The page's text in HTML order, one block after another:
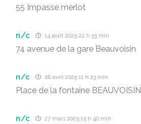
55 Impasse merlot
n/c 14 août 2025 22 h 53 min
74 avenue de la gare Beauvoisin
n/c 28 avril 2025 11 h 23 min
Place de la fontaine BEAUVOISIN
n/c 27 mars 2025 15 h 40 min